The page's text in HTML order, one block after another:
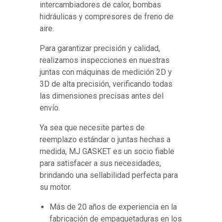
intercambiadores de calor, bombas
hidráulicas y compresores de freno de
aire.
Para garantizar precisión y calidad,
realizamos inspecciones en nuestras
juntas con máquinas de medición 2D y
3D de alta precisión, verificando todas
las dimensiones precisas antes del
envío.
Ya sea que necesite partes de
reemplazo estándar o juntas hechas a
medida, MJ GASKET es un socio fiable
para satisfacer a sus necesidades,
brindando una sellabilidad perfecta para
su motor.
Más de 20 años de experiencia en la
fabricación de empaquetaduras en los